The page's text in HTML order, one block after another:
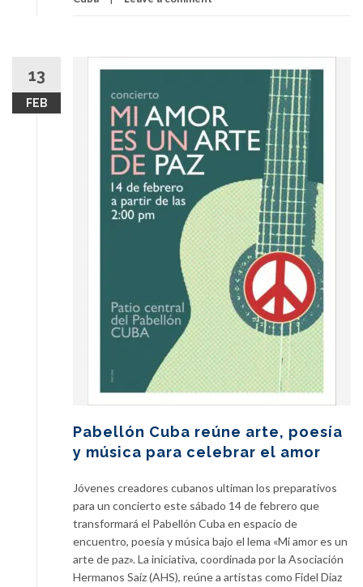
13
FEB
Pabellón Cuba reúne arte, poesía
y música para celebrar el amor
Jóvenes creadores cubanos ultiman los preparativos
para un concierto este sábado 14 de febrero que
transformará el Pabellón Cuba en espacio de
encuentro, poesía y música bajo el lema «Mi amor es un
arte de paz». La iniciativa, coordinada por la Asociación
Hermanos Saíz (AHS), reúne a artistas como Fidel Díaz